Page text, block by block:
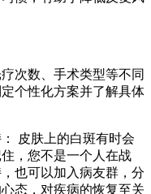
次数、手术类型等不同
个性化方案并了解具体
皮肤上的白斑有时会
，您不是一个人在战
也可以加入病友群，分
态，对疾病的恢复至关